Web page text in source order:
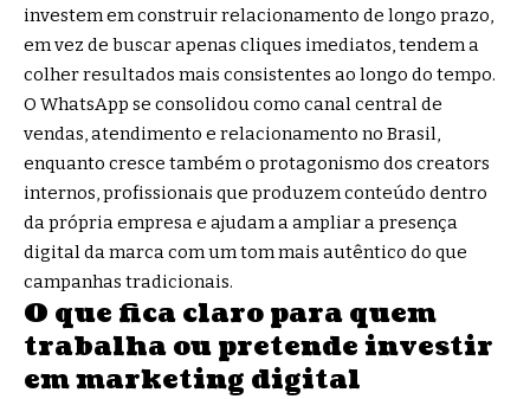
investem em construir relacionamento de longo prazo,
em vez de buscar apenas cliques imediatos, tendem a
colher resultados mais consistentes ao longo do tempo.
O WhatsApp se consolidou como canal central de
vendas, atendimento e relacionamento no Brasil,
enquanto cresce também o protagonismo dos creators
internos, profissionais que produzem conteúdo dentro
da própria empresa e ajudam a ampliar a presença
digital da marca com um tom mais autêntico do que
campanhas tradicionais.
O que fica claro para quem
trabalha ou pretende investir
em marketing digital